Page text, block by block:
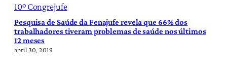
10º Congrejufe
Pesquisa de Saúde da Fenajufe revela que 66% dos
trabalhadores tiveram problemas de saúde nos últimos
12 meses
abril 30, 2019